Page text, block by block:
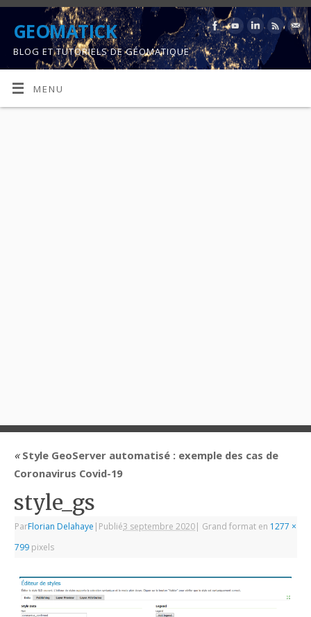
GEOMATICK
BLOG ET TUTORIELS DE GÉOMATIQUE
MENU
«Style GeoServer automatisé : exemple des cas de
Coronavirus Covid-19
style_gs
ParFlorian Delahaye | Publié3 septembre 2020| Grand format en 1277 ×
799 pixels